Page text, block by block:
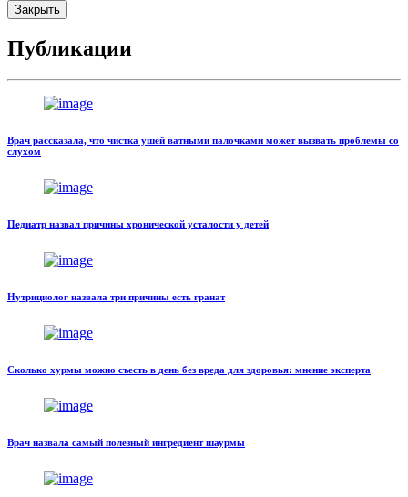
Закрыть
Публикации
Врач рассказала, что чистка ушей ватными палочками может вызвать проблемы со
слухом
Педиатр назвал причины хронической усталости у детей
Нутрициолог назвала три причины есть гранат
Сколько хурмы можно съесть в день без вреда для здоровья: мнение эксперта
Врач назвала самый полезный ингредиент шаурмы